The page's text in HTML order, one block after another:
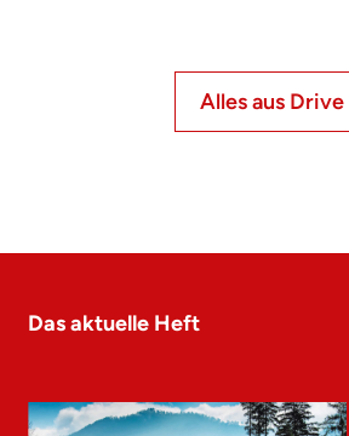
Alles aus Drive
Das aktuelle Heft